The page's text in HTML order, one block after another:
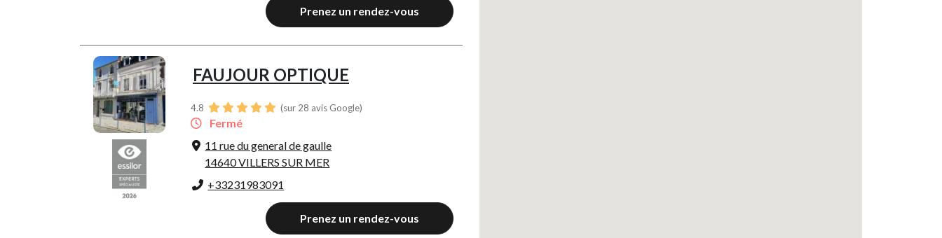
Prenez un rendez-vous
FAUJOUR OPTIQUE
4.8 (sur 28 avis Google)
Fermé
11 rue du general de gaulle
14640 VILLERS SUR MER
+33231983091
Prenez un rendez-vous